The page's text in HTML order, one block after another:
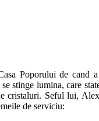
Poporului de cand
stinge lumina, care
cristaluri. Seful lui,
de serviciu: